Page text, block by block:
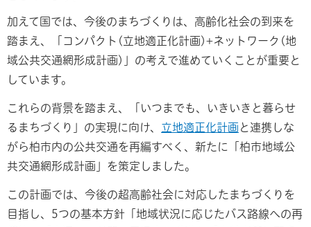
加えて国では、今後のまちづくりは、高齢化社会の到来を
踏まえ、「コンパクト(立地適正化計画)+ネットワーク(地
域公共交通網形成計画)」の考えで進めていくことが重要と
しています。
これらの背景を踏まえ、「いつまでも、いきいきと暮らせ
るまちづくり」の実現に向け、 立地適正化計画 と連携しな
がら柏市内の公共交通を再編すべく、新たに「柏市地域公
共交通網形成計画」を策定しました。
この計画では、今後の超高齢社会に対応したまちづくりを
目指し、5つの基本方針「地域状況に応じたバス路線への再